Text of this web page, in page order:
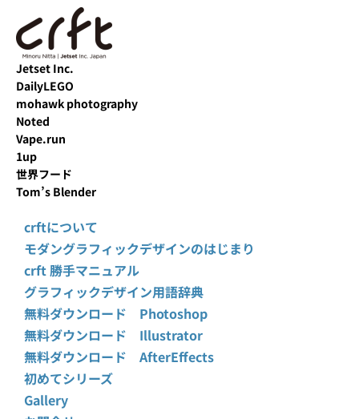
Jetset Inc.
DailyLEGO
mohawk photography
Noted
Vape.run
1up
世界フード
Tom’s Blender
crftについて
モダングラフィックデザインのはじまり
crft 勝手マニュアル
グラフィックデザイン用語辞典
無料ダウンロード Photoshop
無料ダウンロード Illustrator
無料ダウンロード AfterEffects
初めてシリーズ
Gallery